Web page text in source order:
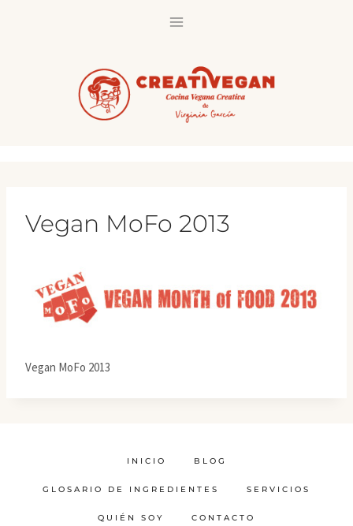
Vegan MoFo 2013
Vegan MoFo 2013
INICIO BLOG
GLOSARIO DE INGREDIENTES SERVICIOS
QUIÉN SOY CONTACTO